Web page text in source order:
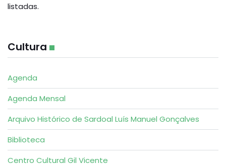
Cultura
Agenda
Agenda Mensal
Arquivo Histórico de Sardoal Luís Manuel Gonçalves
Biblioteca
Centro Cultural Gil Vicente
listadas.